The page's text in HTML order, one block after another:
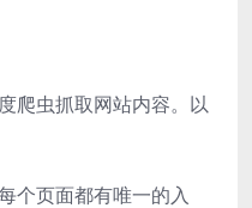
爬虫抓取网站内容。以
个页面都有唯一的入